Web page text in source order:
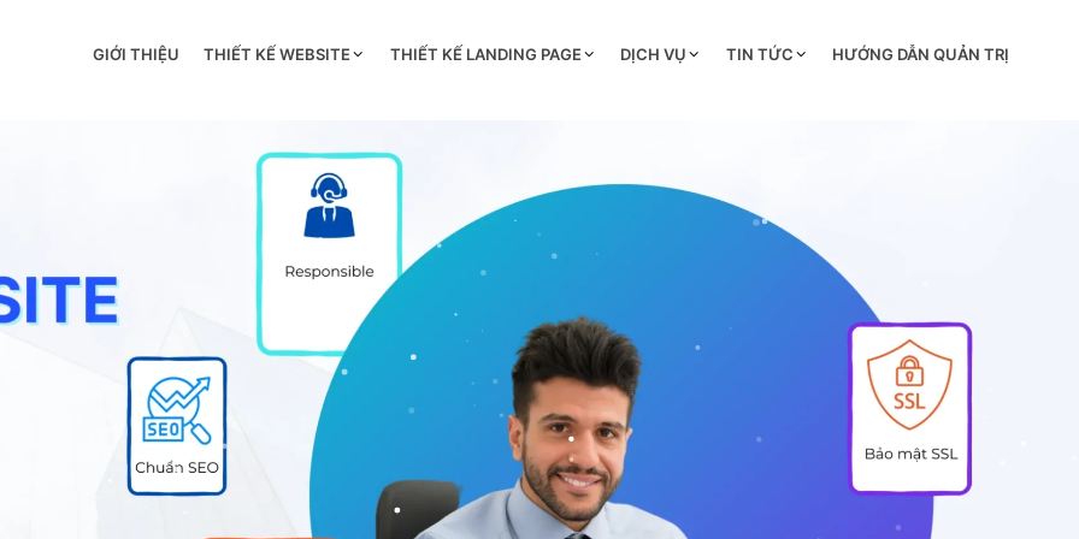
GIỚI THIỆU THIẾT KẾ WEBSITE THIẾT KẾ LANDING PAGE DỊCH VỤ TIN TỨC HƯỚNG DẪN QUẢN TRỊ